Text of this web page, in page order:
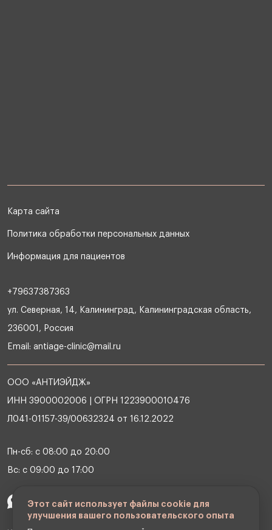
Карта сайта
Политика обработки персональных данных
Информация для пациентов
+79637387363
ул. Северная, 14, Калининград, Калининградская область,
236001, Россия
Email: antiage-clinic@mail.ru
ООО «АНТИЭЙДЖ»
ИНН 3900002006 | ОГРН 1223900010476
Л041-01157-39/00632324 от 16.12.2022
Пн-сб: с 08:00 до 20:00
Вс: с 09:00 до 17:00
Этот сайт использует файлы cookie для
улучшения вашего пользовательского опыта